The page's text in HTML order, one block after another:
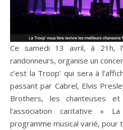
Ce samedi 13 avril, à 21h,
randonneurs, organise un
c’est la Troop’ qui sera à
passant par Cabrel, Elvis
Brothers, les chanteuses
l’association caritative «
programme musical varié, pour